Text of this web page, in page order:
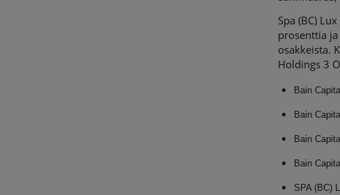
Spa (BC)
prosenttia
osakkeista.
Holdings 3
Bain
Bain
Bain
Bain
SPA (BC)